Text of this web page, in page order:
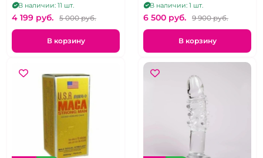
В наличии: 11 шт.
4 199 pуб. 5 000 pуб.
В корзину
В наличии: 1 шт.
6 500 pуб. 9 900 pуб.
В корзину